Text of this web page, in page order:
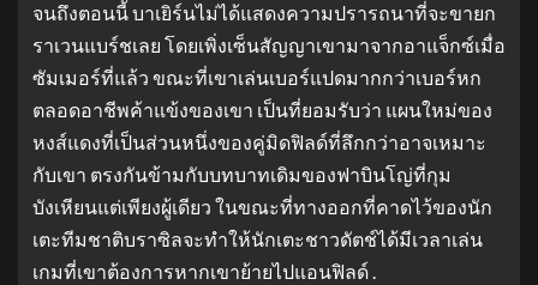
จนถึงตอนนี้ บาเยิร์นไม่ได้แสดงความปรารถนาที่จะขายก
ราเวนแบร์ชเลย โดยเพิ่งเซ็นสัญญาเขามาจากอาแจ็กซ์เมื่อ
ซัมเมอร์ที่แล้ว ขณะที่เขาเล่นเบอร์แปดมากกว่าเบอร์หก
ตลอดอาชีพค้าแข้งของเขา เป็นที่ยอมรับว่า แผนใหม่ของ
หงส์แดงที่เป็นส่วนหนึ่งของคู่มิดฟิลด์ที่ลึกกว่าอาจเหมาะ
กับเขา ตรงกันข้ามกับบทบาทเดิมของฟาบินโญ่ที่กุม
บังเหียนแต่เพียงผู้เดียว ในขณะที่ทางออกที่คาดไว้ของนัก
เตะทีมชาติบราซิลจะทำให้นักเตะชาวดัตช์ได้มีเวลาเล่น
เกมที่เขาต้องการหากเขาย้ายไปแอนฟิลด์ .